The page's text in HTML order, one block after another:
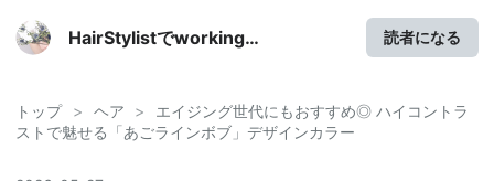
HairStylistでworking
読者になる
トップ > ヘア >
エイジング世代にもおすすめ◎ ハイコントラ
ストで魅せる「あごラインボブ」デザインカラー